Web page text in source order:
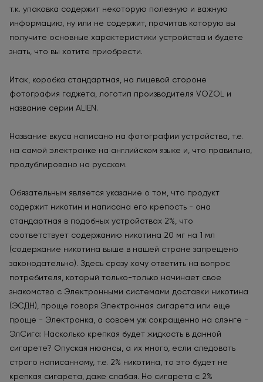
т.к. упаковка содержит некоторую полезную и важную
информацию, ну или не содержит, прочитав которую вы
получите основные характеристики устройства и будете
знать, что вы хотите приобрести.
Итак, коробка стандартная, на лицевой стороне
фотография гаджета, логотип производителя VOZOL и
название серии ALIEN.
Название вкуса написано на фотографии устройства, т.е.
на самой электронке на английском языке и, что правильно,
продублировано на русском.
Обязательным является указание о том, что продукт
содержит никотин и написана его крепость - она
стандартная в подобных устройствах 2%, что
соответствует содержанию никотина 20 мг на 1 мл
(содержание никотина выше в нашей стране запрещено
законодательно). Здесь сразу хочу ответить на вопрос
потребителя, который только-только начинает свое
знакомство с Электронными системами доставки никотина
(ЭСДН), проще говоря Электронная сигарета или еще
проще - Электронка, а совсем уж сокращенно на слэнге -
ЭлСига: Насколько крепкая будет жидкость в данной
сигарете? Опуская нюансы, а их много, если следовать
строго написанному, т.е. 2% никотина, то это будет не
крепкая сигарета, даже слабая. Но сигарета с 2%